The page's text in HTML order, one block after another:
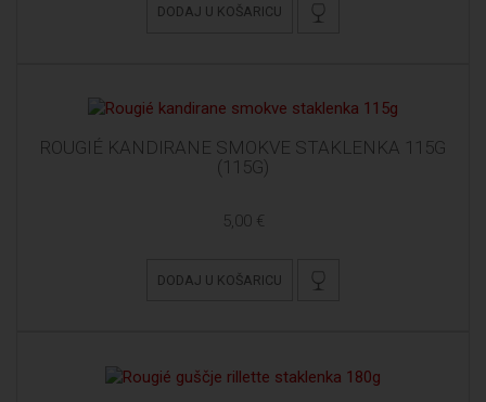
DODAJ U KOŠARICU
ROUGIÉ KANDIRANE SMOKVE STAKLENKA 115G
(115G)
5,00 €
DODAJ U KOŠARICU